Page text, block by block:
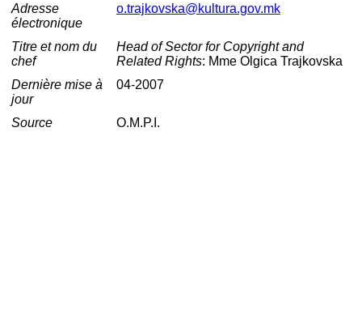
Adresse
électronique
o.trajkovska@kultura.gov.mk
Titre et nom du
chef
Head of Sector for Copyright and
Related Rights: Mme Olgica Trajkovska
Dernière mise à
jour
04-2007
Source O.M.P.I.